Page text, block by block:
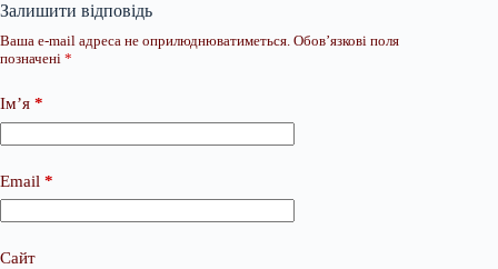
Залишити відповідь
Ваша e-mail адреса не оприлюднюватиметься. Обов’язкові поля
позначені *
Ім’я *
Email *
Сайт